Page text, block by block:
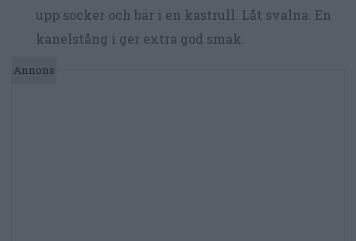
upp socker och bär i en kastrull. Låt svalna. En
kanelstång i ger extra god smak.